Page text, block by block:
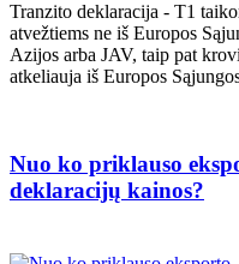
Tranzito deklaracija - T1
atvežtiems ne iš Europos
Azijos arba JAV, taip pat
atkeliauja iš Europos
Nuo ko priklauso
deklaracijų kainos?